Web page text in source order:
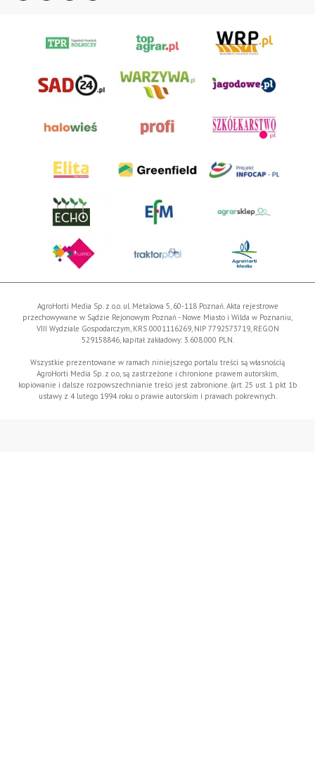
AgroHorti Media Sp. z o.o. ul. Metalowa 5, 60-118 Poznań. Akta rejestrowe
przechowywane w Sądzie Rejonowym Poznań - Nowe Miasto i Wilda w Poznaniu,
VIII Wydziale Gospodarczym, KRS 0001116269, NIP 7792573719, REGON
529158846, kapitał zakładowy: 3.608.000 PLN.
Wszystkie prezentowane w ramach niniejszego portalu treści są własnością
AgroHorti Media Sp. z o.o, są zastrzeżone i chronione prawem autorskim,
kopiowanie i dalsze rozpowszechnianie treści jest zabronione. (art. 25 ust. 1 pkt 1b
ustawy z 4 lutego 1994 roku o prawie autorskim i prawach pokrewnych.